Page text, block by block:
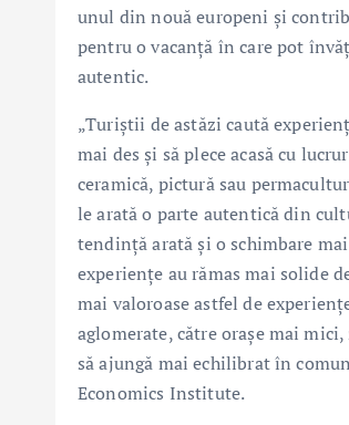
unul din nouă europeni și
pentru o vacanță în care pot
autentic.
„Turiștii de astăzi caută
mai des și să plece acasă cu
ceramică, pictură sau
le arată o parte autentică din
tendință arată și o schimbare
experiențe au rămas mai solide
mai valoroase astfel de
aglomerate, către orașe mai
să ajungă mai echilibrat în
Economics Institute.